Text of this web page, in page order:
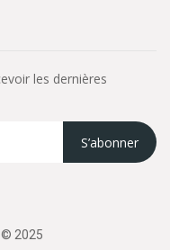
les dernières
S’abonner
2025